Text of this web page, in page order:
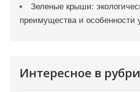
Зеленые крыши:
преимущества и особенности
Интересное в